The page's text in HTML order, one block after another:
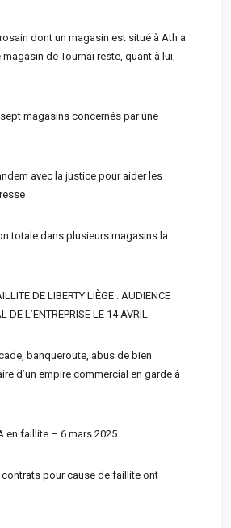
dont un magasin est situé à Ath a
de Tournai reste, quant à lui,
magasins concernés par une
avec la justice pour aider les
totale dans plusieurs magasins la
DE LIBERTY LIÈGE : AUDIENCE
DE L’ENTREPRISE LE 14 AVRIL
banqueroute, abus de bien
d’un empire commercial en garde à
en faillite – 6 mars 2025
contrats pour cause de faillite ont